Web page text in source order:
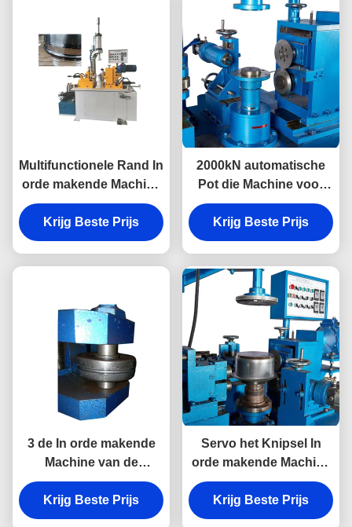
Multifunctionele Rand In
orde makende Machine
voor Kookgerei-de Wok
van Pottenpannen
Krijg Beste Prijs
2000kN automatische
Pot die Machine voor
Kookgerei-Rand
Scherpe
Kralenversiering maken
Krijg Beste Prijs
3 de In orde makende
Machine van de
postrand voor Rand het
Snijden Multifunctionele
Kralenversiering
Krijg Beste Prijs
Servo het Knipsel In
orde makende Machine
van de Systeemrand
voor Roestvrij staalpot
Krijg Beste Prijs